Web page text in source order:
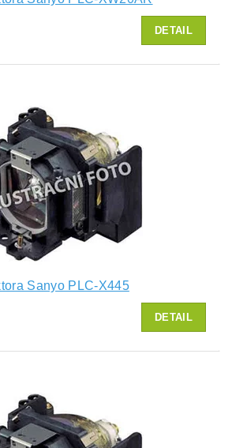
DETAIL
Sanyo PLC-X445
DETAIL